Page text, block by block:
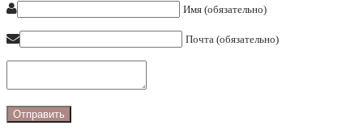
Имя (обязательно)
Почта (обязательно)